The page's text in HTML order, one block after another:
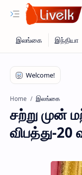
Home இலங்கை
சற்று முன்
விபத்து-